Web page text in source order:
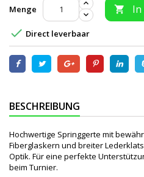
Menge  In
 Direct leverbaar
BESCHREIBUNG
Hochwertige Springgerte mit
Fiberglaskern und breiter
Optik. Für eine perfekte
beim Turnier.